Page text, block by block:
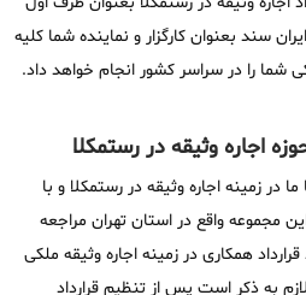
سند بعنوان کارگزار و نماینده شما کلیه
شما را در سراسر کشور انجام خواهد داد.
اجاره وثیقه در رستمکلا
در زمینه اجاره وثیقه در رستمکلا و با
مجموعه واقع در استان تهران مراجعه
همکاری در زمینه اجاره وثیقه ملکی
به ذکر است پس از تنظیم قرارداد